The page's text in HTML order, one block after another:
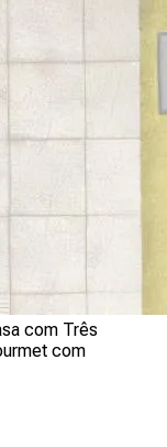
com Três
com